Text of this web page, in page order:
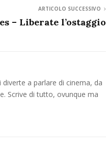
ARTICOLO SUCCESSIVO
– Liberate l’ostaggio
a parlare di cinema, da
Scrive di tutto, ovunque ma